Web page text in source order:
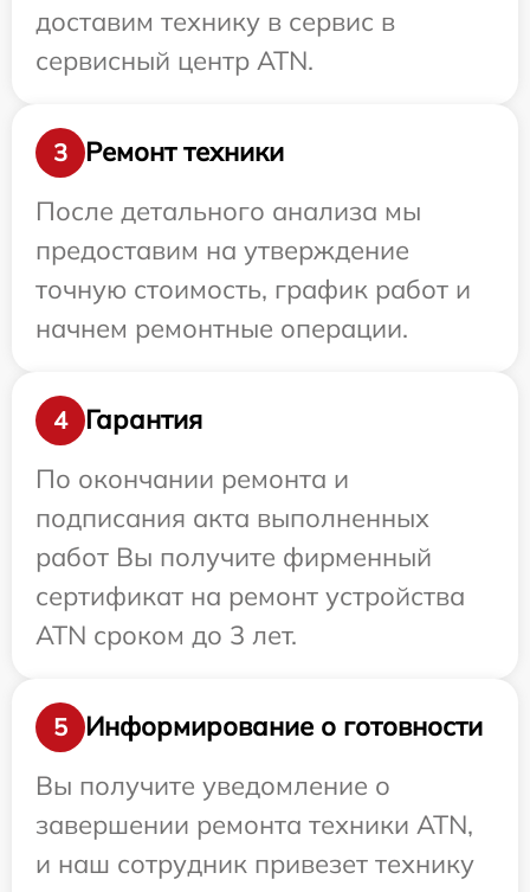
доставим технику в сервис в
сервисный центр ATN.
3
Ремонт техники
После детального анализа мы
предоставим на утверждение
точную стоимость, график работ и
начнем ремонтные операции.
4
Гарантия
По окончании ремонта и
подписания акта выполненных
работ Вы получите фирменный
сертификат на ремонт устройства
ATN сроком до 3 лет.
5
Информирование о готовности
Вы получите уведомление о
завершении ремонта техники ATN,
и наш сотрудник привезет технику